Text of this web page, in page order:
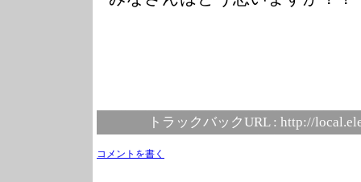
トラックバックURL : http://
コメントを書く